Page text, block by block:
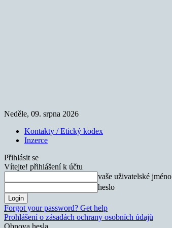
Neděle, 09. srpna 2026
Kontakty / Etický kodex
Inzerce
Přihlásit se
Vítejte! přihlášení k účtu
vaše uživatelské jméno
heslo
Forgot your password? Get help
Prohlášení o zásadách ochrany osobních údajů
Obnova hesla